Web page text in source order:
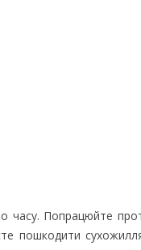
часу. Попрацюйте
пошкодити